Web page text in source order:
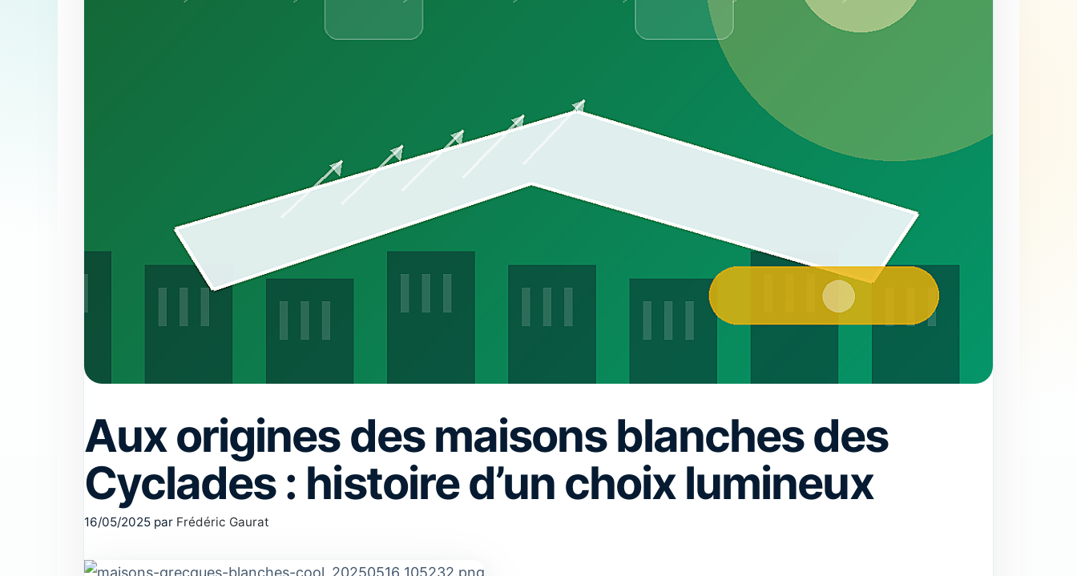
Aux origines des maisons blanches des
Cyclades : histoire d’un choix lumineux
16/05/2025 par Frédéric Gaurat